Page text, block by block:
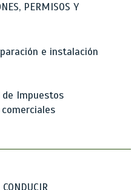
PERMISOS Y
e instalación
Impuestos